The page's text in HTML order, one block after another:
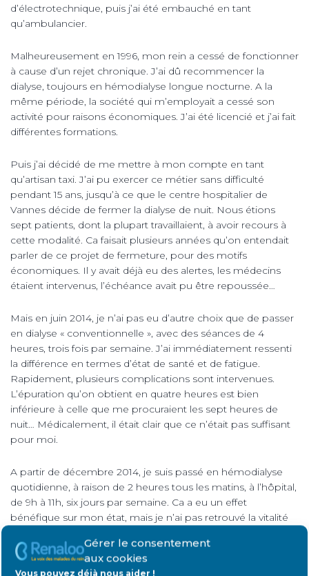
Gérer le consentement
aux cookies
Vous pouvez déjà nous aider !
d’électrotechnique, puis j’ai été embauché en tant
qu’ambulancier.
Malheureusement en 1996, mon rein a cessé de fonctionner
à cause d’un rejet chronique. J’ai dû recommencer la
dialyse, toujours en hémodialyse longue nocturne. A la
même période, la société qui m’employait a cessé son
activité pour raisons économiques. J’ai été licencié et j’ai fait
différentes formations.
Puis j’ai décidé de me mettre à mon compte en tant
qu’artisan taxi. J’ai pu exercer ce métier sans difficulté
pendant 15 ans, jusqu’à ce que le centre hospitalier de
Vannes décide de fermer la dialyse de nuit. Nous étions
sept patients, dont la plupart travaillaient, à avoir recours à
cette modalité. Ca faisait plusieurs années qu’on entendait
parler de ce projet de fermeture, pour des motifs
économiques. Il y avait déjà eu des alertes, les médecins
étaient intervenus, l’échéance avait pu être repoussée…
Mais en juin 2014, je n’ai pas eu d’autre choix que de passer
en dialyse « conventionnelle », avec des séances de 4
heures, trois fois par semaine. J’ai immédiatement ressenti
la différence en termes d’état de santé et de fatigue.
Rapidement, plusieurs complications sont intervenues.
L’épuration qu’on obtient en quatre heures est bien
inférieure à celle que me procuraient les sept heures de
nuit… Médicalement, il était clair que ce n’était pas suffisant
pour moi.
A partir de décembre 2014, je suis passé en hémodialyse
quotidienne, à raison de 2 heures tous les matins, à l’hôpital,
de 9h à 11h, six jours par semaine. Ca a eu un effet
bénéfique sur mon état, mais je n’ai pas retrouvé la vitalité
maintenant toutes mes matinées.